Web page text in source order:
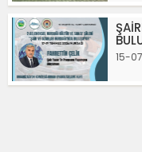
15-